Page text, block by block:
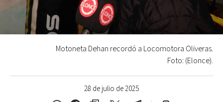
28 de julio de 2025
Motoneta Dehan recordó a Locomotora Oliveras.
Foto: (Elonce).